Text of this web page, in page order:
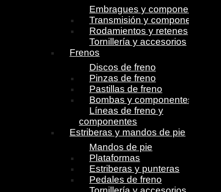
Embragues y componentes
Transmisión y componentes
Rodamientos y retenes
Tornillería y accesorios
Frenos
Discos de freno
Pinzas de freno
Pastillas de freno
Bombas y componentes
Líneas de freno y
componentes
Estriberas y mandos de pie
Mandos de pie
Plataformas
Estriberas y punteras
Pedales de freno